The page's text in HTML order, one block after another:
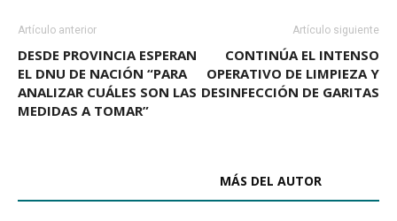
Artículo anterior
DESDE PROVINCIA ESPERAN
EL DNU DE NACIÓN “PARA
ANALIZAR CUÁLES SON LAS
MEDIDAS A TOMAR”
Artículo siguiente
CONTINÚA EL INTENSO
OPERATIVO DE LIMPIEZA Y
DESINFECCIÓN DE GARITAS
MÁS DEL AUTOR